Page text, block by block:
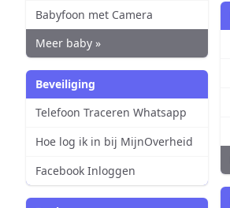
Babyfoon met Camera
Meer baby »
Beveiliging
Telefoon Traceren Whatsapp
Hoe log ik in bij MijnOverheid
Facebook Inloggen